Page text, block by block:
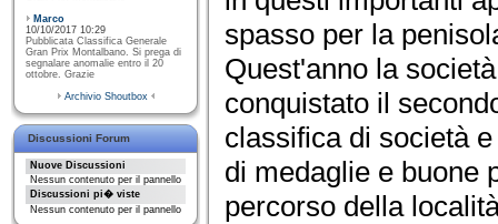
Marco
10/10/2017 10:29
Pubblicata Classifica Generale
Gran Prix Montalbano. Si prega di
segnalare anomalie entro il 20
ottobre. Grazie
Archivio Shoutbox
Discussioni Forum
Nuove Discussioni
Nessun contenuto per il pannello
Discussioni pi� viste
Nessun contenuto per il pannello
spasso per la
Quest'anno la
conquistato il
classifica di società
di medaglie e buone
percorso della